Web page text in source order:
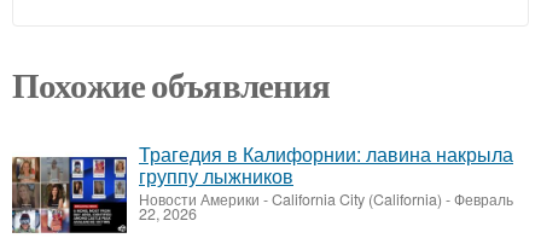
Похожие объявления
Трагедия в Калифорнии: лавина накрыла
группу лыжников
Новости Америки -California City (California) -Февраль
22, 2026